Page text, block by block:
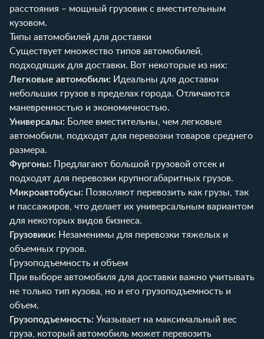
расстояния – мощный грузовик с вместительным
кузовом.
Типы автомобилей для доставки
Существует множество типов автомобилей,
подходящих для доставки. Вот некоторые из них:
Легковые автомобили: Идеальны для доставки
небольших грузов в пределах города. Отличаются
маневренностью и экономичностью.
Универсалы: Более вместительны, чем легковые
автомобили, подходят для перевозки товаров среднего
размера.
Фургоны: Предлагают большой грузовой отсек и
подходят для перевозки крупногабаритных грузов.
Микроавтобусы: Позволяют перевозить как грузы, так
и пассажиров, что делает их универсальным вариантом
для некоторых видов бизнеса.
Грузовики: Незаменимы для перевозки тяжелых и
объемных грузов.
Грузоподъемность и объем
При выборе автомобиля для доставки важно учитывать
не только тип кузова, но и его грузоподъемность и
объем.
Грузоподъемность: Указывает на максимальный вес
груза, который автомобиль может перевозить